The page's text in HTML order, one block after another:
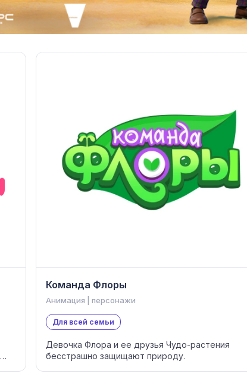
Команда Флоры
Анимация | персонажи
Для всей семьи
Девочка Флора и ее друзья Чудо-растения
бесстрашно защищают природу.